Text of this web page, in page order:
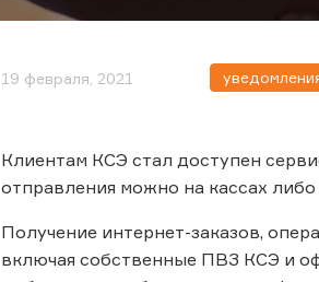
19 февраля, 2021
Клиентам КСЭ стал доступен
отправления можно на кассах
Получение интернет-заказов,
включая собственные ПВЗ КСЭ и